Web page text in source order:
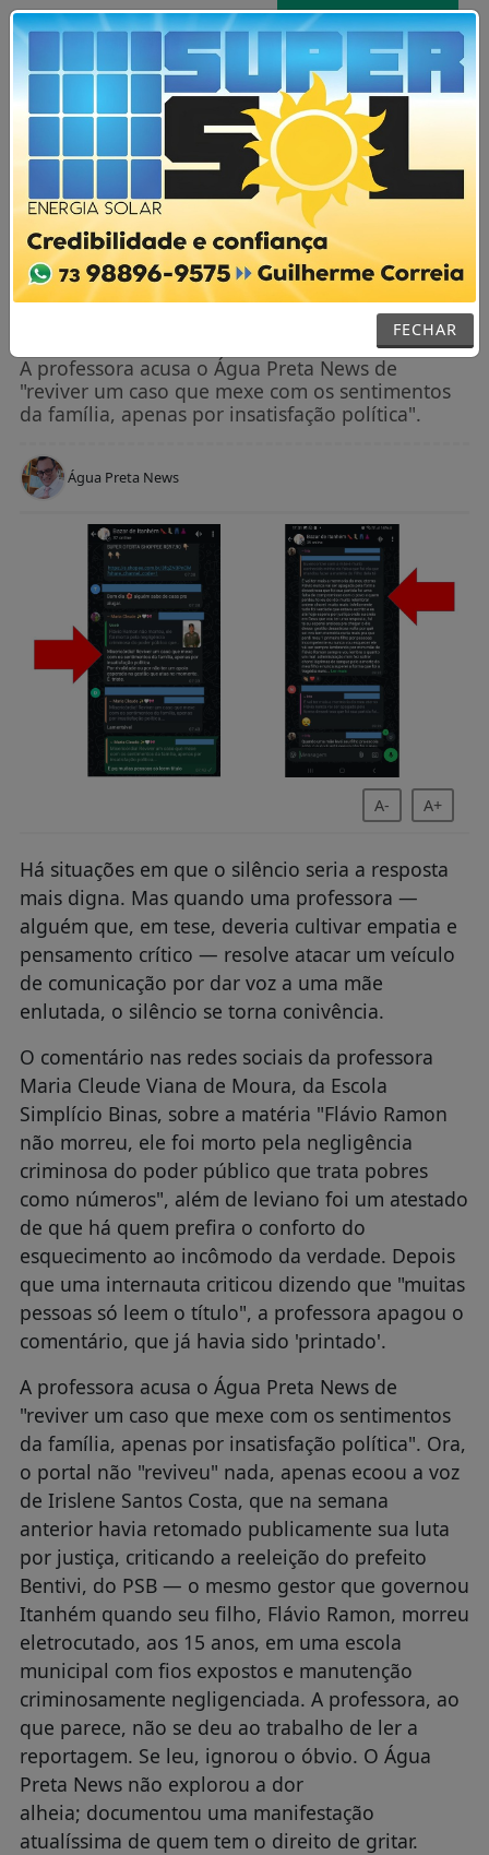
AGORA AO VIVO
MENU
FECHAR
NOTÍCIAS / GERAL
Quando a insensibilidade de uma
professora se disfarça de opinião nas
A professora acusa o Água Preta News de
"reviver um caso que mexe com os sentimentos
da família, apenas por insatisfação política".
Água Preta News
A- A+
Há situações em que o silêncio seria a resposta
mais digna. Mas quando uma professora —
alguém que, em tese, deveria cultivar empatia e
pensamento crítico — resolve atacar um veículo
de comunicação por dar voz a uma mãe
enlutada, o silêncio se torna conivência.
O comentário nas redes sociais da professora
Maria Cleude Viana de Moura, da Escola
Simplício Binas, sobre a matéria "Flávio Ramon
não morreu, ele foi morto pela negligência
criminosa do poder público que trata pobres
como números", além de leviano foi um atestado
de que há quem prefira o conforto do
esquecimento ao incômodo da verdade. Depois
que uma internauta criticou dizendo que "muitas
pessoas só leem o título", a professora apagou o
comentário, que já havia sido 'printado'.
A professora acusa o Água Preta News de
"reviver um caso que mexe com os sentimentos
da família, apenas por insatisfação política". Ora,
o portal não "reviveu" nada, apenas ecoou a voz
de Irislene Santos Costa, que na semana
anterior havia retomado publicamente sua luta
por justiça, criticando a reeleição do prefeito
Bentivi, do PSB — o mesmo gestor que governou
Itanhém quando seu filho, Flávio Ramon, morreu
eletrocutado, aos 15 anos, em uma escola
municipal com fios expostos e manutenção
criminosamente negligenciada. A professora, ao
que parece, não se deu ao trabalho de ler a
reportagem. Se leu, ignorou o óbvio. O Água
Preta News não explorou a dor
alheia; documentou uma manifestação
atualíssima de quem tem o direito de gritar.